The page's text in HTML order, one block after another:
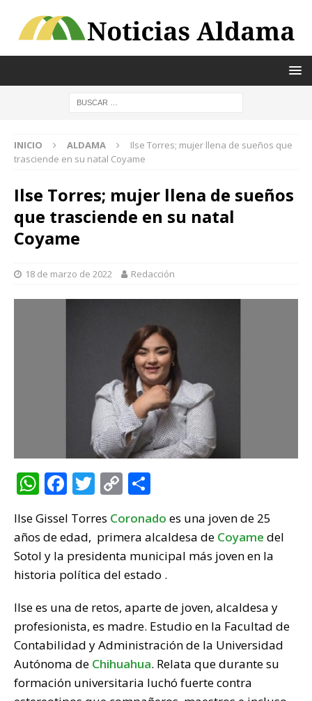
INICIO ALDAMA
Ilse Torres; mujer llena de sueños que
trasciende en su natal Coyame
Ilse Torres; mujer llena de sueños
que trasciende en su natal
Coyame
18 de marzo de 2022 Redacción
W
at
s
A
p
F
c
e
b
o
k
T
it
te
r
C
p
y
Li
k
m
p
ar
r
Ilse Gissel Torres Coronado es una joven de 25
años de edad, primera alcaldesa de Coyame del
Sotol y la presidenta municipal más joven en la
historia política del estado .
Ilse es una de retos, aparte de joven, alcaldesa y
profesionista, es madre. Estudio en la Facultad de
Contabilidad y Administración de la Universidad
Autónoma de Chihuahua. Relata que durante su
formación universitaria luchó fuerte contra